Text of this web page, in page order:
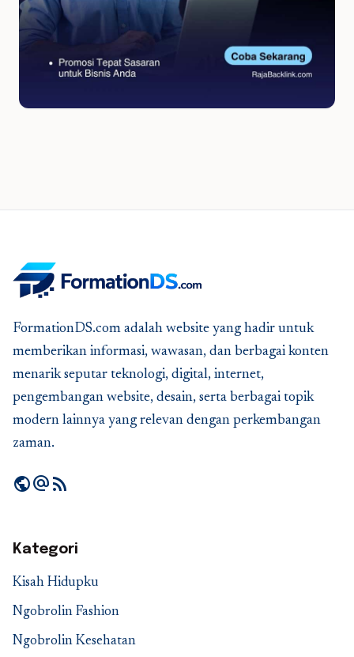
FormationDS.com adalah website yang hadir untuk
memberikan informasi, wawasan, dan berbagai konten
menarik seputar teknologi, digital, internet,
pengembangan website, desain, serta berbagai topik
modern lainnya yang relevan dengan perkembangan
zaman.
publicalternate_emailrss_feed
Kategori
Kisah Hidupku
Ngobrolin Fashion
Ngobrolin Kesehatan